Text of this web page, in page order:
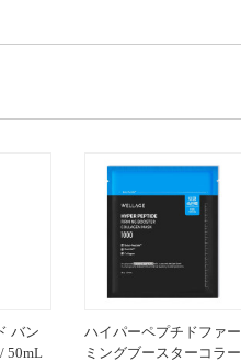
バン
50mL
ハイパーペプチドファー
ミングブースターコラー